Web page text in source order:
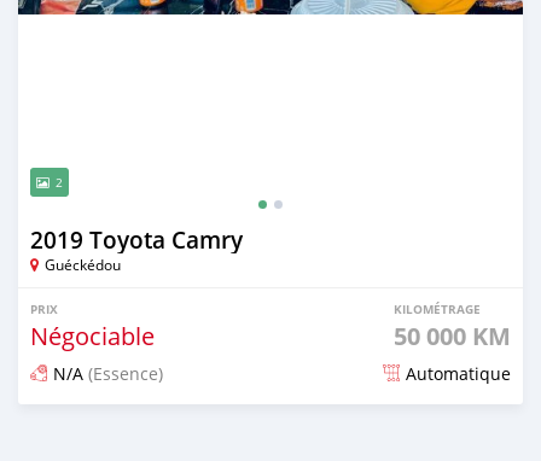
2
2019 Toyota Camry
Guéckédou
PRIX
Négociable
KILOMÉTRAGE
50 000 KM
N/A (Essence) Automatique